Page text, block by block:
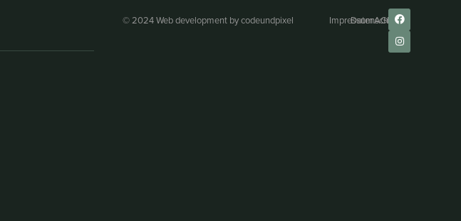
© 2024 Web development bycodeundpixel ImpressumDatenschutz
AGB